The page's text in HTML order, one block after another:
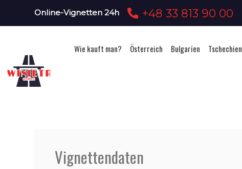
Online-Vignetten 24h +48 33 813 90 00
Wie kauft man? Österreich Bulgarien Tschechien
Vignettendaten